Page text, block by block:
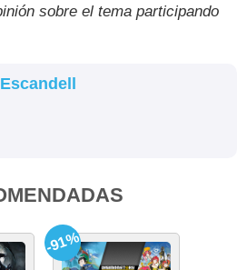
sobre el tema participando
-91%